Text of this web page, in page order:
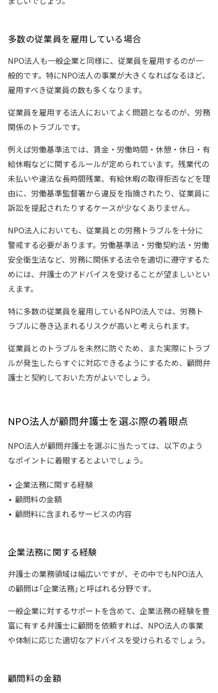
多数の従業員を雇用している場合
NPO法人も一般企業と同様に、従業員を雇用するのが一
般的です。特にNPO法人の事業が大きくなればなるほど、
雇用すべき従業員の数も多くなります。
従業員を雇用する法人においてよく問題となるのが、労務
関係のトラブルです。
例えば労働基準法では、賃金・労働時間・休憩・休日・有
給休暇などに関するルールが定められています。残業代の
未払いや違法な長時間残業、有給休暇の取得拒否などを理
由に、労働基準監督署から違反を指摘されたり、従業員に
訴訟を提起されたりするケースが少なくありません。
NPO法人においても、従業員との労務トラブルを十分に
警戒する必要があります。労働基準法・労働契約法・労働
安全衛生法など、労務に関係する法令を適切に遵守するた
めには、弁護士のアドバイスを受けることが望ましいとい
えます。
特に多数の従業員を雇用しているNPO法人では、労務ト
ラブルに巻き込まれるリスクが高いと考えられます。
従業員とのトラブルを未然に防ぐため、また実際にトラブ
ルが発生したらすぐに対応できるようにするため、顧問弁
護士と契約しておいた方がよいでしょう。
NPO法人が顧問弁護士を選ぶ際の着眼点
NPO法人が顧問弁護士を選ぶに当たっては、以下のよう
なポイントに着眼するとよいでしょう。
企業法務に関する経験
顧問料の金額
顧問料に含まれるサービスの内容
企業法務に関する経験
弁護士の業務領域は幅広いですが、その中でもNPO法人
の顧問は「企業法務」と呼ばれる分野です。
一般企業に対するサポートを含めて、企業法務の経験を豊
富に有する弁護士に顧問を依頼すれば、NPO法人の事業
や体制に応じた適切なアドバイスを受けられるでしょう。
顧問料の金額